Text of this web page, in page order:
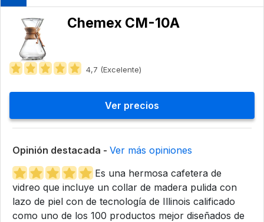
Chemex CM-10A
4,7 (Excelente)
Ver precios
Opinión destacada - Ver más opiniones
Es una hermosa cafetera de
vidreo que incluye un collar de madera pulida con
lazo de piel con de tecnología de Illinois calificado
como uno de los 100 productos mejor diseñados de